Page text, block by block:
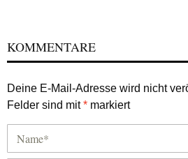
KOMMENTARE
Deine E-Mail-Adresse wird nicht
Felder sind mit* markiert